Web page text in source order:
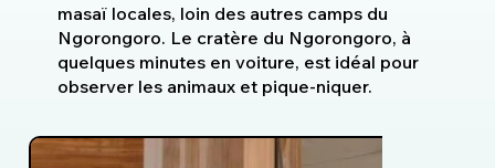
masaï locales, loin des autres camps du
Ngorongoro. Le cratère du Ngorongoro, à
quelques minutes en voiture, est idéal pour
observer les animaux et pique-niquer.